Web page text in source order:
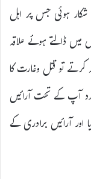
شکار ہوئی جس پر اہل
ڈالتے ہوئے علاقہ
کرتے تو قتل وغارت کا
آپ کے تحت آرائیں
آرائیں برادری کے